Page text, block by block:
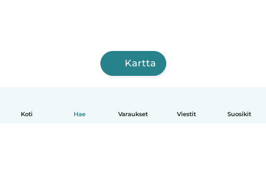
Koti Hae Varaukset Viestit Suosikit
Kartta